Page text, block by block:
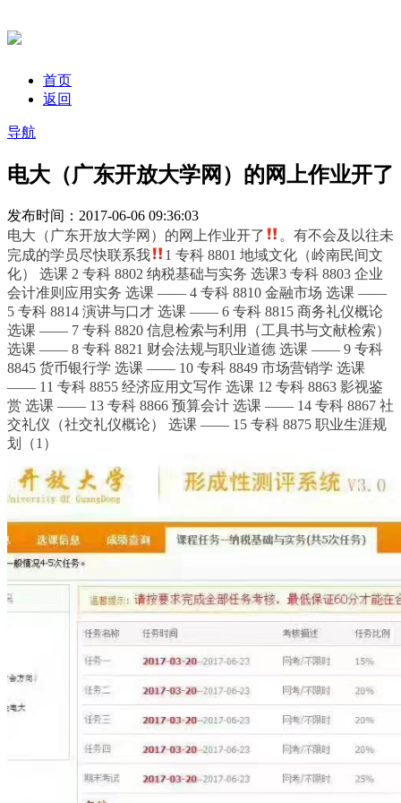
首页
返回
导航
电大（广东开放大学网）的网上作业开了
发布时间：2017-06-06 09:36:03
电大（广东开放大学网）的网上作业开了
。有不会及以往未
完成的学员尽快联系我
1 专科 8801 地域文化（岭南民间文
化） 选课 2 专科 8802 纳税基础与实务 选课3 专科 8803 企业
会计准则应用实务 选课 —— 4 专科 8810 金融市场 选课 ——
5 专科 8814 演讲与口才 选课 —— 6 专科 8815 商务礼仪概论
选课 —— 7 专科 8820 信息检索与利用（工具书与文献检索）
选课 —— 8 专科 8821 财会法规与职业道德 选课 —— 9 专科
8845 货币银行学 选课 —— 10 专科 8849 市场营销学 选课
—— 11 专科 8855 经济应用文写作 选课 12 专科 8863 影视鉴
赏 选课 —— 13 专科 8866 预算会计 选课 —— 14 专科 8867 社
交礼仪（社交礼仪概论） 选课 —— 15 专科 8875 职业生涯规
划（1）